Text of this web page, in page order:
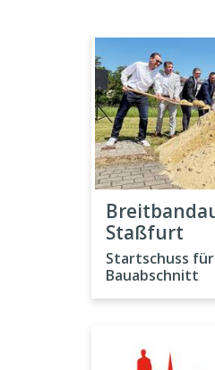
Staßfurt
Startschuss
Bauabschnitt